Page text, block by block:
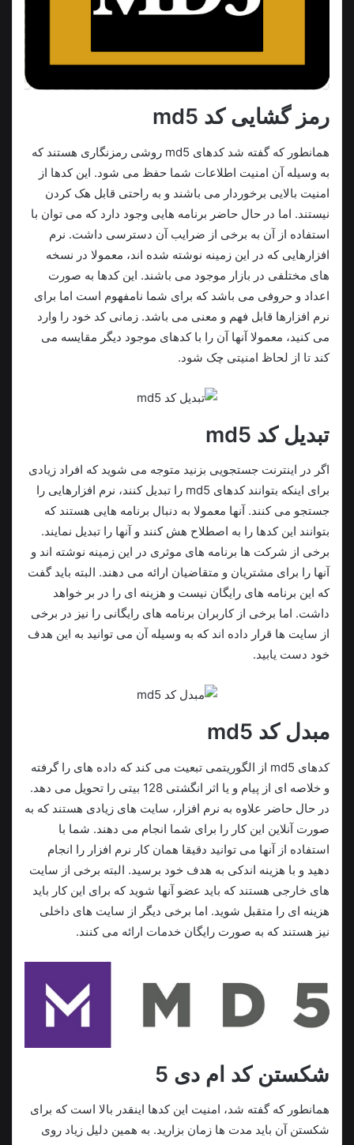
رمز گشایی کد md5
همانطور که گفته شد کدهای md5 روشی رمزنگاری هستند که
به وسیله آن امنیت اطلاعات شما حفظ می شود. این کدها از
امنیت بالایی برخوردار می باشند و به راحتی قابل هک کردن
نیستند. اما در حال حاضر برنامه هایی وجود دارد که می توان با
استفاده از آن به برخی از ضرایب آن دسترسی داشت. نرم
افزارهایی که در این زمینه نوشته شده اند، معمولا در نسخه
های مختلفی در بازار موجود می باشند. این کدها به صورت
اعداد و حروفی می باشد که برای شما نامفهوم است اما برای
نرم افزارها قابل فهم و معنی می باشد. زمانی کد خود را وارد
می کنید، معمولا آنها آن را با کدهای موجود دیگر مقایسه می
کند تا از لحاظ امنیتی چک شود.
تبدیل کد md5
اگر در اینترنت جستجویی بزنید متوجه می شوید که افراد زیادی
برای اینکه بتوانند کدهای md5 را تبدیل کنند، نرم افزارهایی را
جستجو می کنند. آنها معمولا به دنبال برنامه هایی هستند که
بتوانند این کدها را به اصطلاح هش کنند و آنها را تبدیل نمایند.
برخی از شرکت ها برنامه های موثری در این زمینه نوشته اند و
آنها را برای مشتریان و متقاضیان ارائه می دهند. البته باید گفت
که این برنامه های رایگان نیست و هزینه ای را در بر خواهد
داشت. اما برخی از کاربران برنامه های رایگانی را نیز در برخی
از سایت ها قرار داده اند که به وسیله آن می توانید به این هدف
خود دست یابید.
مبدل کد md5
کدهای md5 از الگوریتمی تبعیت می کند که داده های را گرفته
و خلاصه ای از پیام و یا اثر انگشتی 128 بیتی را تحویل می دهد.
در حال حاضر علاوه به نرم افزار، سایت های زیادی هستند که به
صورت آنلاین این کار را برای شما انجام می دهند. شما با
استفاده از آنها می توانید دقیقا همان کار نرم افزار را انجام
دهید و با هزینه اندکی به هدف خود برسید. البته برخی از سایت
های خارجی هستند که باید عضو آنها شوید که برای این کار باید
هزینه ای را متقبل شوید. اما برخی دیگر از سایت های داخلی
نیز هستند که به صورت رایگان خدمات ارائه می کنند.
شکستن کد ام دی 5
همانطور که گفته شد، امنیت این کدها اینقدر بالا است که برای
شکستن آن باید مدت ها زمان بزارید. به همین دلیل زیاد روی